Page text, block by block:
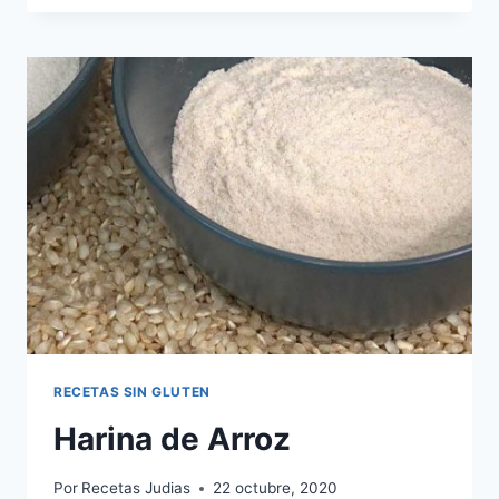
RECETAS SIN GLUTEN
Harina de Arroz
Por Recetas Judias 22 octubre, 2020